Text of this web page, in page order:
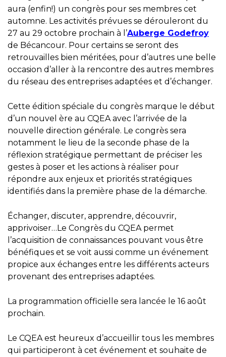
b
o
o
k
t
e
r
l
e
d
I
n
aura (enfin!) un congrès pour ses membres cet
automne. Les activités prévues se dérouleront du
27 au 29 octobre prochain à l’Auberge Godefroy
de Bécancour. Pour certains se seront des
retrouvailles bien méritées, pour d’autres une belle
occasion d’aller à la rencontre des autres membres
du réseau des entreprises adaptées et d’échanger.
Cette édition spéciale du congrès marque le début
d’un nouvel ère au CQEA avec l’arrivée de la
nouvelle direction générale. Le congrès sera
notamment le lieu de la seconde phase de la
réflexion stratégique permettant de préciser les
gestes à poser et les actions à réaliser pour
répondre aux enjeux et priorités stratégiques
identifiés dans la première phase de la démarche.
Échanger, discuter, apprendre, découvrir,
apprivoiser…Le Congrès du CQEA permet
l’acquisition de connaissances pouvant vous être
bénéfiques et se voit aussi comme un événement
propice aux échanges entre les différents acteurs
provenant des entreprises adaptées.
La programmation officielle sera lancée le 16 août
prochain.
Le CQEA est heureux d’accueillir tous les membres
qui participeront à cet événement et souhaite de